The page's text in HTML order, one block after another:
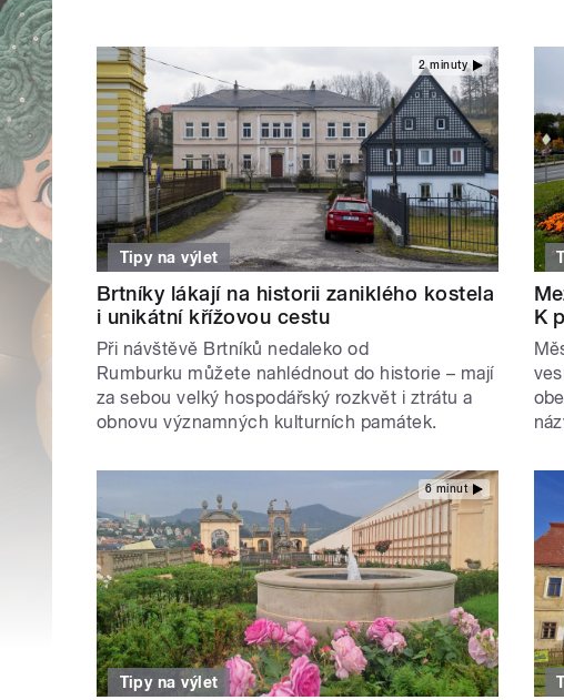
2 minuty
Tipy na výlet
Brtníky lákají na historii zaniklého kostela
i unikátní křížovou cestu
Při návštěvě Brtníků nedaleko od
Rumburku můžete nahlédnout do historie – mají
za sebou velký hospodářský rozkvět i ztrátu a
obnovu významných kulturních památek.
K
6 minut
Tipy na výlet